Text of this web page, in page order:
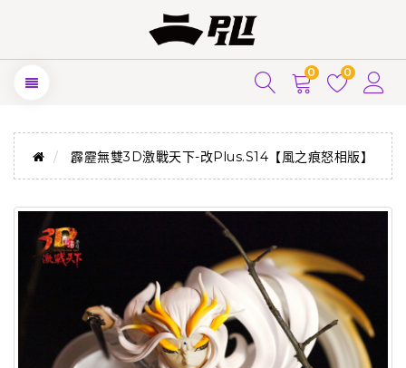
0 0
霹靂無雙3D激戰天下-改Plus.S14【風之痕怒相版】